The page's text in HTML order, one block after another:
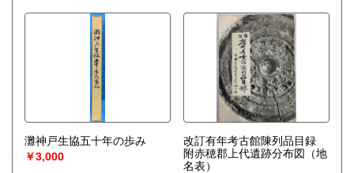
灘神戸生協五十年の歩み
￥3,000
改訂有年考古館陳列品目録
附赤穂郡上代遺跡分布図（地
名表）